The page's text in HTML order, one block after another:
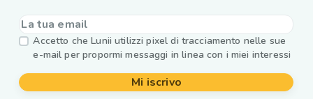
Accetto che Lunii utilizzi pixel di tracciamento nelle sue
e-mail per propormi messaggi in linea con i miei interessi
Mi iscrivo